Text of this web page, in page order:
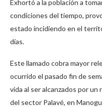
Exhortó a la población a
condiciones del tiempo,
estado incidiendo en el
días.
Este llamado cobra mayor
ocurrido el pasado fin de
vida al ser alcanzados por
del sector Palavé, en